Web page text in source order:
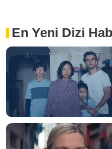
Sandy Winton
- Bölüm : 15-20
John Waters (III)
Bill Martin
- Bölüm : 11-13
Paul Barry
Steve Clark
- Bölüm : 5
Paul Caesar
En Yeni Dizi